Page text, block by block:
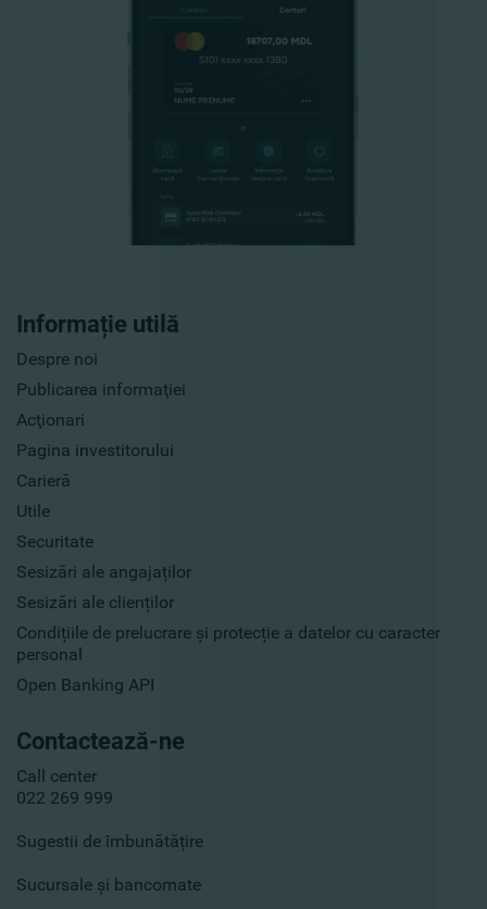
Informație utilă
Despre noi
Publicarea informaţiei
Acţionari
Pagina investitorului
Carieră
Utile
Securitate
Sesizări ale angajaților
Sesizări ale clienților
Condițiile de prelucrare și protecție a datelor cu caracter
personal
Open Banking API
Contactează-ne
Call center
022 269 999
Sugestii de îmbunătățire
Sucursale și bancomate